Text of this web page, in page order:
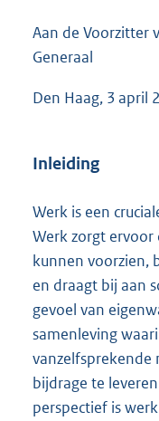
Aan de Voorzitter
Generaal
Den Haag, 3 april
Inleiding
Werk is een
Werk zorgt ervoor
kunnen voorzien,
en draagt bij aan
gevoel van
samenleving
vanzelfsprekende
bijdrage te
perspectief is